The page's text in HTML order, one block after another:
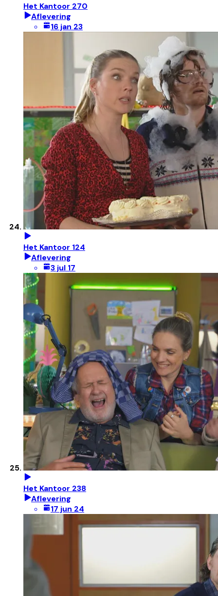
Het Kantoor 270
Aflevering
16 jan 23
Het Kantoor 124
Aflevering
3 jul 17
Het Kantoor 238
Aflevering
17 jun 24